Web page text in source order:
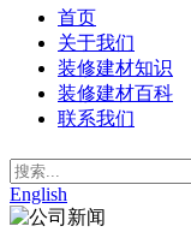
首页
关于我们
装修建材知识
装修建材百科
联系我们
English